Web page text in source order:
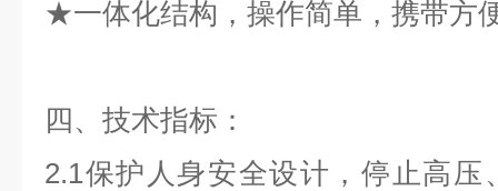
★一体化结构，操作简单，携带方
四、 技术指标：
2.1保护人身安全设计，停止高压